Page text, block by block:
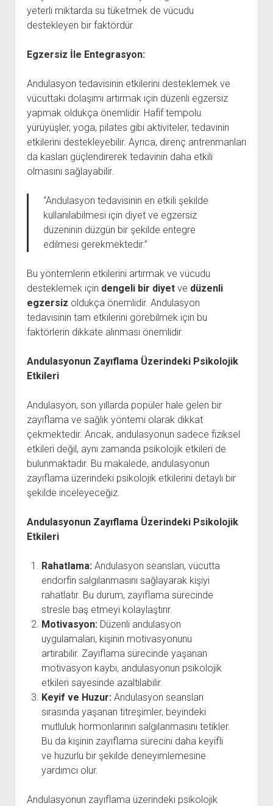
yeterli miktarda su tüketmek de vücudu
destekleyen bir faktördür.
Egzersiz İle Entegrasyon:
Andulasyon tedavisinin etkilerini desteklemek ve
vücuttaki dolaşımı artırmak için düzenli egzersiz
yapmak oldukça önemlidir. Hafif tempolu
yürüyüşler, yoga, pilates gibi aktiviteler, tedavinin
etkilerini destekleyebilir. Ayrıca, direnç antrenmanları
da kasları güçlendirerek tedavinin daha etkili
olmasını sağlayabilir.
“Andulasyon tedavisinin en etkili şekilde
kullanılabilmesi için diyet ve egzersiz
düzeninin düzgün bir şekilde entegre
edilmesi gerekmektedir.”
Bu yöntemlerin etkilerini artırmak ve vücudu
desteklemek için dengeli bir diyetve düzenli
egzersiz oldukça önemlidir. Andulasyon
tedavisinin tam etkilerini görebilmek için bu
faktörlerin dikkate alınması önemlidir.
Andulasyonun Zayıflama Üzerindeki Psikolojik
Etkileri
Andulasyon, son yıllarda popüler hale gelen bir
zayıflama ve sağlık yöntemi olarak dikkat
çekmektedir. Ancak, andulasyonun sadece fiziksel
etkileri değil, aynı zamanda psikolojik etkileri de
bulunmaktadır. Bu makalede, andulasyonun
zayıflama üzerindeki psikolojik etkilerini detaylı bir
şekilde inceleyeceğiz.
Andulasyonun Zayıflama Üzerindeki Psikolojik
Etkileri
Rahatlama: Andulasyon seansları, vücutta
endorfin salgılanmasını sağlayarak kişiyi
rahatlatır. Bu durum, zayıflama sürecinde
stresle baş etmeyi kolaylaştırır.
Motivasyon: Düzenli andulasyon
uygulamaları, kişinin motivasyonunu
artırabilir. Zayıflama sürecinde yaşanan
motivasyon kaybı, andulasyonun psikolojik
etkileri sayesinde azaltılabilir.
Keyif ve Huzur: Andulasyon seansları
sırasında yaşanan titreşimler, beyindeki
mutluluk hormonlarının salgılanmasını tetikler.
Bu da kişinin zayıflama sürecini daha keyifli
ve huzurlu bir şekilde deneyimlemesine
yardımcı olur.
Andulasyonun zayıflama üzerindeki psikolojik